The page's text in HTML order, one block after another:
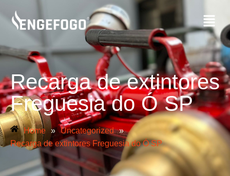
Recarga de extintores
Freguesia do Ó SP
Home » Uncategorized »
Recarga de extintores Freguesia do Ó SP